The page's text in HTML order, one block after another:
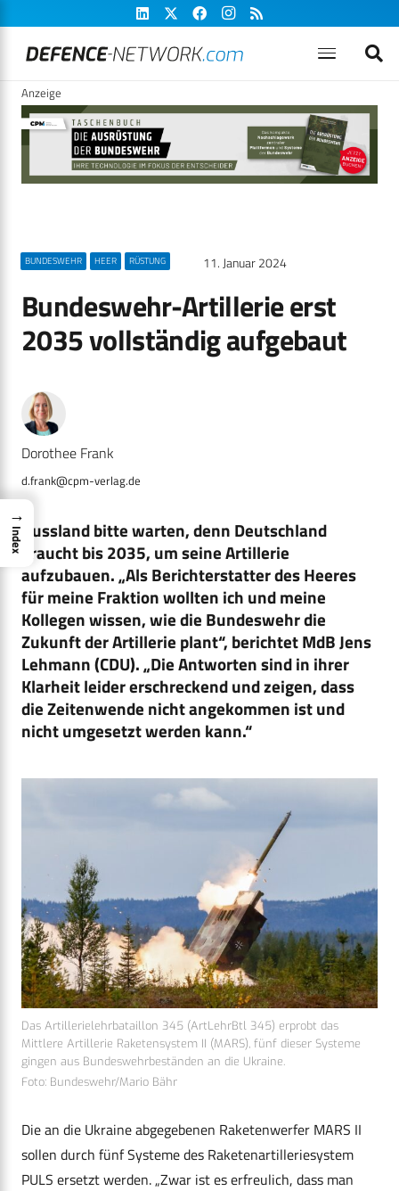
Anzeige
BUNDESWEHR HEER RÜSTUNG 11. Januar 2024
Bundeswehr-Artillerie erst
2035 vollständig aufgebaut
Dorothee Frank
d.frank@cpm-verlag.de
Russland bitte warten, denn Deutschland
braucht bis 2035, um seine Artillerie
aufzubauen. „Als Berichterstatter des Heeres
für meine Fraktion wollten ich und meine
Kollegen wissen, wie die Bundeswehr die
Zukunft der Artillerie plant“, berichtet MdB Jens
Lehmann (CDU). „Die Antworten sind in ihrer
Klarheit leider erschreckend und zeigen, dass
die Zeitenwende nicht angekommen ist und
nicht umgesetzt werden kann.“
Das Artillerielehrbataillon 345 (ArtLehrBtl 345) erprobt das
Mittlere Artillerie Raketensystem II (MARS), fünf dieser Systeme
gingen aus Bundeswehrbeständen an die Ukraine.
Foto: Bundeswehr/Mario Bähr
Die an die Ukraine abgegebenen Raketenwerfer MARS II
sollen durch fünf Systeme des Raketenartilleriesystem
PULS ersetzt werden. „Zwar ist es erfreulich, dass man
→
Index